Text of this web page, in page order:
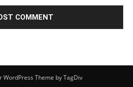
Theme by TagDiv